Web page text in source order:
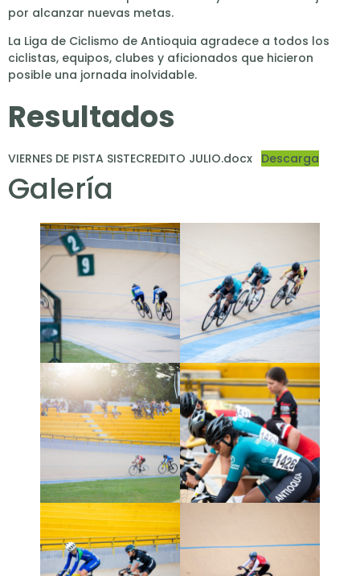
por alcanzar nuevas metas.
La Liga de Ciclismo de Antioquia agradece a todos los
ciclistas, equipos, clubes y aficionados que hicieron
posible una jornada inolvidable.
Resultados
VIERNES DE PISTA SISTECREDITO JULIO.docx Descarga
Galería